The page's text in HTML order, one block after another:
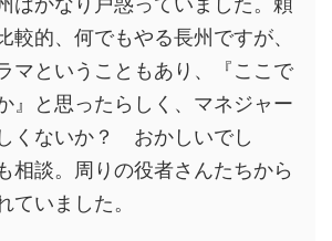
較的、何でもやる長州ですが、
マということもあり、『ここで
』と思ったらしく、マネジャー
くないか？ おかしいでし
相談。周りの役者さんたちから
ていました。